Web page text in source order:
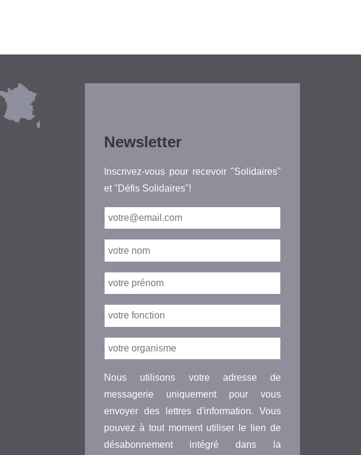
Newsletter
Inscrivez-vous pour recevoir "Solidaires"
et "Défis Solidaires"!
Nous utilisons votre adresse de
messagerie uniquement pour vous
envoyer des lettres d'information. Vous
pouvez à tout moment utiliser le lien de
désabonnement intégré dans la